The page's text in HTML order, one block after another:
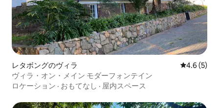
レタボングのヴィラ レビュー5
4.6 (5)
ヴィラ・オン・メイン モダーフォンテイン
ロケーション · おもてなし · 屋内スペース